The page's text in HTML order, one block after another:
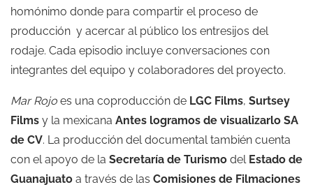
homónimo donde para compartir el proceso de
producción y acercar al público los entresijos del
rodaje. Cada episodio incluye conversaciones con
integrantes del equipo y colaboradores del proyecto.
Mar Rojo es una coproducción de LGC Films, Surtsey
Films y la mexicana Antes logramos de visualizarlo SA
de CV. La producción del documental también cuenta
con el apoyo de la Secretaría de Turismo del Estado de
Guanajuato a través de las Comisiones de Filmaciones